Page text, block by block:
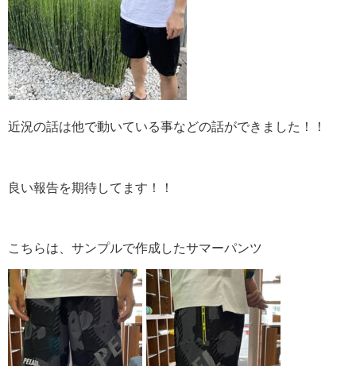
近況の話は他で動いている事などの話ができました！！
良い報告を期待してます！！
こちらは、サンプルで作成したサマーパンツ